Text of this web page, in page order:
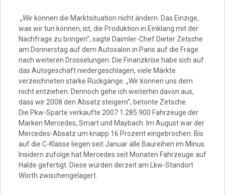
„Wir können die Marktsituation nicht ändern. Das Einzige,
was wir tun können, ist, die Produktion in Einklang mit der
Nachfrage zu bringen“, sagte Daimler-Chef Dieter Zetsche
am Donnerstag auf dem Autosalon in Paris auf die Frage
nach weiteren Drosselungen. Die Finanzkrise habe sich auf
das Autogeschäft niedergeschlagen, viele Märkte
verzeichneten starke Rückgänge. „Wir können uns dem
nicht entziehen. Dennoch gehe ich weiterhin davon aus,
dass wir 2008 den Absatz steigern“, betonte Zetsche.
Die Pkw-Sparte verkaufte 2007 1.285.900 Fahrzeuge der
Marken Mercedes, Smart und Maybach. Im August war der
Mercedes-Absatz um knapp 16 Prozent eingebrochen. Bis
auf die C-Klasse liegen seit Januar alle Baureihen im Minus.
Insidern zufolge hat Mercedes seit Monaten Fahrzeuge auf
Halde gefertigt. Diese würden derzeit am Lkw-Standort
Wörth zwischengelagert.